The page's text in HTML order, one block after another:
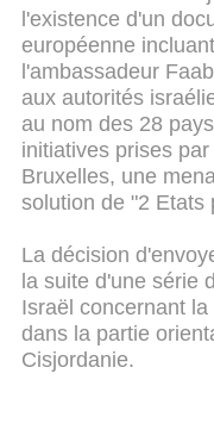
l'existence d'un
européenne
l'ambassadeur
aux autorités
au nom des 28
initiatives prises
Bruxelles, une
solution de "2 Etats
La décision
la suite d'une série
Israël concernant
dans la partie
Cisjordanie.